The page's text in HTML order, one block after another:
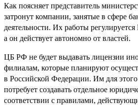
Как поясняет представитель
затронут компании, занятые в сфере
деятельности. Их работы
а он действует автономно от властей.
ЦБ РФ не будет выдавать лицензии
филиалам, которые планируют
в Российской Федерации. Им для
потребует создавать отдельное
соответствии с правилами,